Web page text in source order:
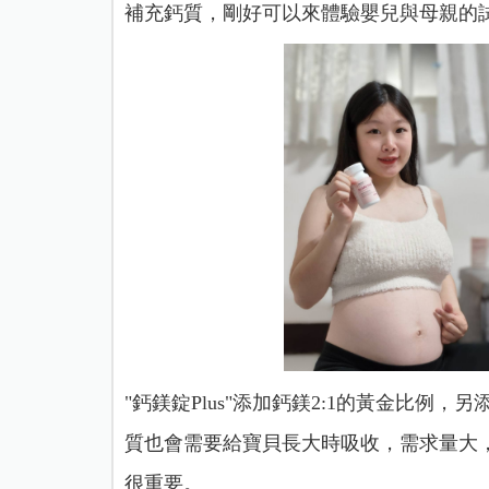
補充鈣質，剛好可以來體驗嬰兒與母親的
"鈣鎂錠Plus"添加鈣鎂2:1的黃金比例，
質也會需要給寶貝長大時吸收，需求量
很重要。